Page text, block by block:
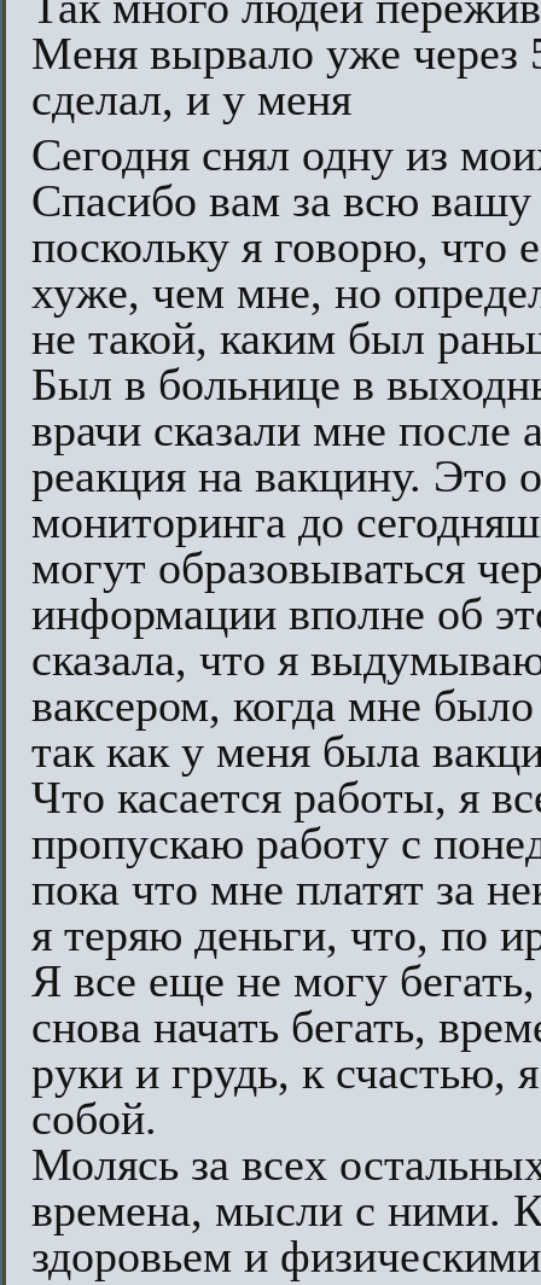
Меня вырвало уже через
сделал, и у меня
Сегодня снял одну из
Спасибо вам за всю
поскольку я говорю, что
хуже, чем мне, но
не такой, каким был
Был в больнице в
врачи сказали мне после
реакция на вакцину. Это
мониторинга до
могут образовываться
информации вполне об
сказала, что я
ваксером, когда мне
так как у меня была
Что касается работы, я
пропускаю работу с
пока что мне платят за
я теряю деньги, что, по
Я все еще не могу
снова начать бегать,
руки и грудь, к счастью,
собой.
Молясь за всех
времена, мысли с ними.
здоровьем и